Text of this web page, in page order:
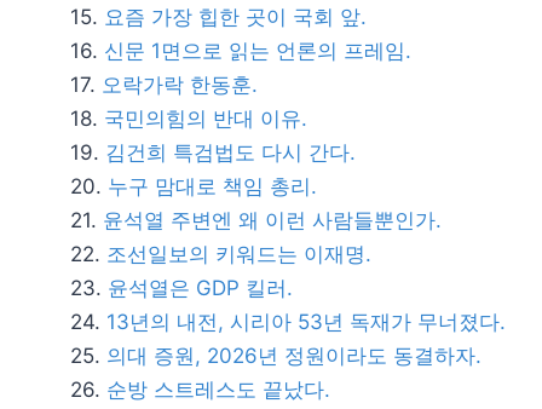
요즘 가장 힙한 곳이 국회 앞.
신문 1면으로 읽는 언론의 프레임.
오락가락 한동훈.
국민의힘의 반대 이유.
김건희 특검법도 다시 간다.
누구 맘대로 책임 총리.
윤석열 주변엔 왜 이런 사람들뿐인가.
조선일보의 키워드는 이재명.
윤석열은 GDP 킬러.
13년의 내전, 시리아 53년 독재가 무너졌다.
의대 증원, 2026년 정원이라도 동결하자.
순방 스트레스도 끝났다.